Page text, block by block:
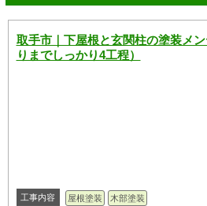
取手市｜下屋根と玄関柱の塗装メ
りまでしっかり4工程）
工事内容 屋根塗装 木部塗装